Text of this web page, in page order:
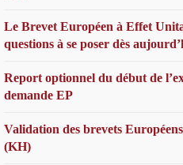
Le Brevet Européen à Effet
questions à se poser dès
Report optionnel du début de
demande EP
Validation des brevets
(KH)